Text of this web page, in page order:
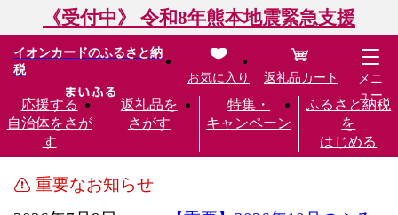
《受付中》 令和8年熊本地震緊急支援
イオンカードのふるさと納
税
応援する
自治体をさが
す
返礼品を
さがす
特集・
キャンペーン
ふるさと納税
を
はじめる
お気に入り 返礼品カート
メニ
ュー
重要なお知らせ